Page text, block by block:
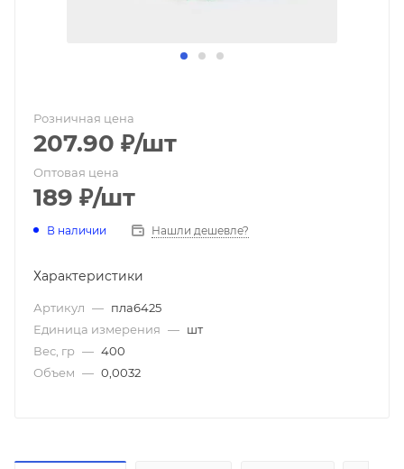
Розничная цена
207.90 ₽/шт
Оптовая цена
189 ₽/шт
В наличии Нашли дешевле?
Характеристики
Артикул — пла6425
Единица измерения — шт
Вес, гр — 400
Объем — 0,0032